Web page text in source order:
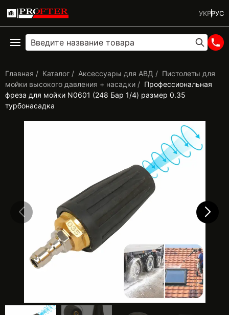
УКРРУС
Главная Каталог Аксессуары для АВД
Пистолеты для
мойки высокого давления + насадки
Профессиональная
фреза для мойки N0601 (248 Бар 1/4) размер 0.35
турбонасадка